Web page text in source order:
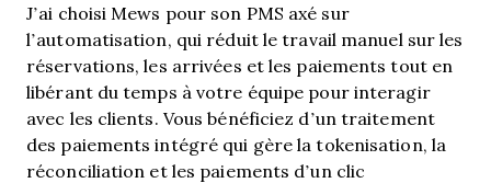
J’ai choisi Mews pour son PMS axé sur
l’automatisation, qui réduit le travail manuel sur les
réservations, les arrivées et les paiements tout en
libérant du temps à votre équipe pour interagir
avec les clients. Vous bénéficiez d’un traitement
des paiements intégré qui gère la tokenisation, la
réconciliation et les paiements d’un clic